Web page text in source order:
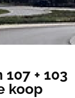
+ 103
koop